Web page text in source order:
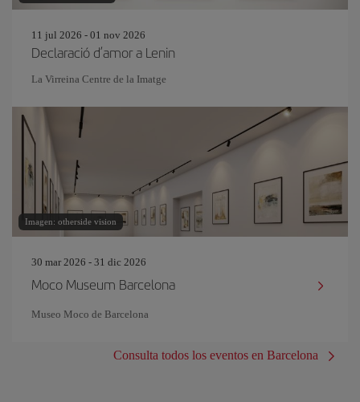
11 jul 2026 - 01 nov 2026
Declaració d’amor a Lenin
La Virreina Centre de la Imatge
Imagen: otherside vision
30 mar 2026 - 31 dic 2026
Moco Museum Barcelona
Museo Moco de Barcelona
Consulta todos los eventos en Barcelona